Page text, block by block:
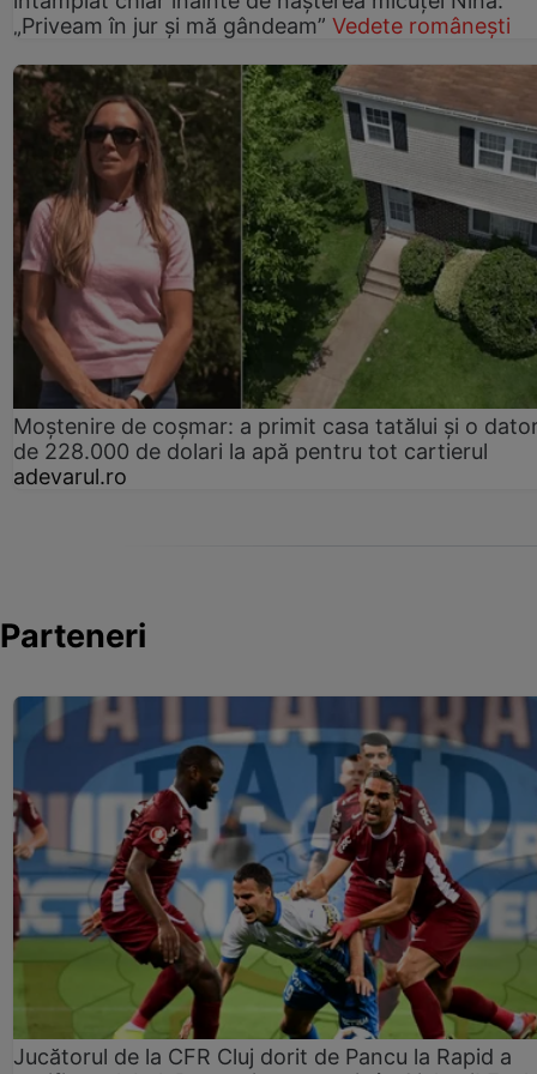
„Priveam în jur și mă gândeam” Vedete românești
Moștenire de coșmar: a primit casa tatălui și o
de 228.000 de dolari la apă pentru tot cartierul
adevarul.ro
Parteneri
Jucătorul de la CFR Cluj dorit de Pancu la Rapid a